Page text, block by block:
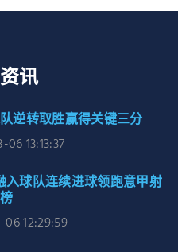
讯
逆转取胜赢得关键三分
13:13:37
入球队连续进球领跑意甲射
12:29:59